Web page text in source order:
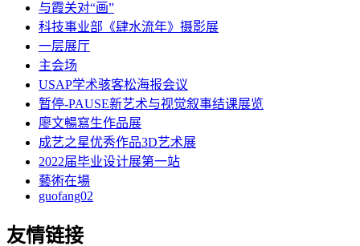
与霞关对“画”
科技事业部《肆水流年》摄影展
一层展厅
主会场
USAP学术骇客松海报会议
暂停-PAUSE新艺术与视觉叙事结课展览
廖文暢寫生作品展
成艺之星优秀作品3D艺术展
2022届毕业设计展第一站
藝術在場
guofang02
友情链接